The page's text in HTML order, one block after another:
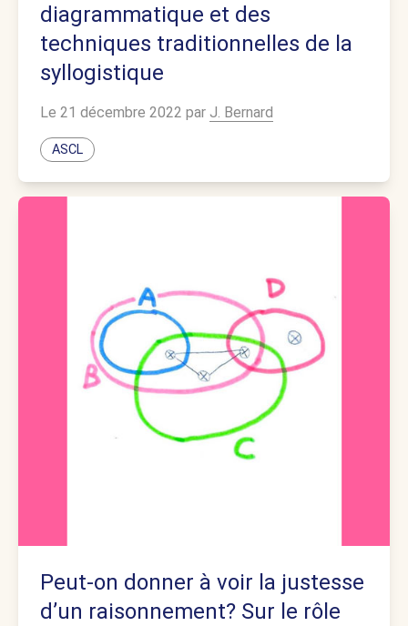
diagrammatique et des
techniques traditionnelles de la
syllogistique
Le 21 décembre 2022 par J. Bernard
ASCL
Peut-on donner à voir la justesse
d’un raisonnement? Sur le rôle